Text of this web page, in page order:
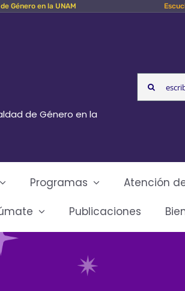
Género en la UNAM
de Género en la
Search
for:
Programas Atención
Publicaciones